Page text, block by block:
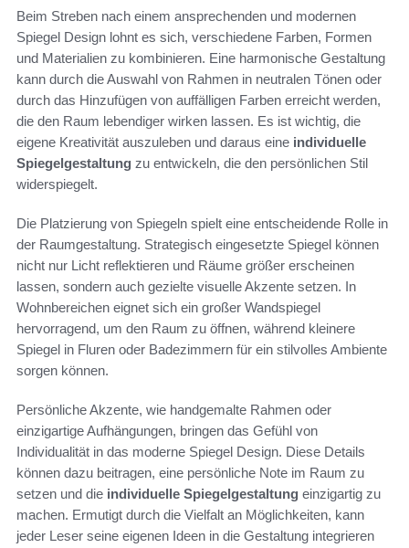
Beim Streben nach einem ansprechenden und modernen
Spiegel Design lohnt es sich, verschiedene Farben, Formen
und Materialien zu kombinieren. Eine harmonische Gestaltung
kann durch die Auswahl von Rahmen in neutralen Tönen oder
durch das Hinzufügen von auffälligen Farben erreicht werden,
die den Raum lebendiger wirken lassen. Es ist wichtig, die
eigene Kreativität auszuleben und daraus eine individuelle
Spiegelgestaltung zu entwickeln, die den persönlichen Stil
widerspiegelt.
Die Platzierung von Spiegeln spielt eine entscheidende Rolle in
der Raumgestaltung. Strategisch eingesetzte Spiegel können
nicht nur Licht reflektieren und Räume größer erscheinen
lassen, sondern auch gezielte visuelle Akzente setzen. In
Wohnbereichen eignet sich ein großer Wandspiegel
hervorragend, um den Raum zu öffnen, während kleinere
Spiegel in Fluren oder Badezimmern für ein stilvolles Ambiente
sorgen können.
Persönliche Akzente, wie handgemalte Rahmen oder
einzigartige Aufhängungen, bringen das Gefühl von
Individualität in das moderne Spiegel Design. Diese Details
können dazu beitragen, eine persönliche Note im Raum zu
setzen und die individuelle Spiegelgestaltung einzigartig zu
machen. Ermutigt durch die Vielfalt an Möglichkeiten, kann
jeder Leser seine eigenen Ideen in die Gestaltung integrieren